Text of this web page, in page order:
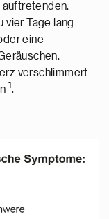
vier Tage lang
eine
verschlimmert
1.